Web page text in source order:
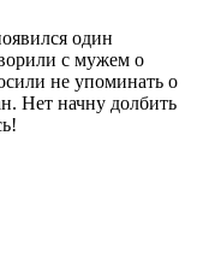
один
с мужем о
не упоминать о
Нет начну долбить